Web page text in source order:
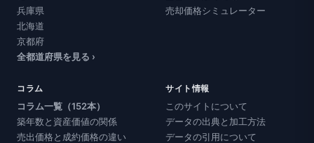
兵庫県
北海道
京都府
全都道府県を見る ›
売却価格シミュレーター
コラム
コラム一覧（152本）
築年数と資産価値の関係
売出価格と成約価格の違い
サイト情報
このサイトについて
データの出典と加工方法
データの引用について